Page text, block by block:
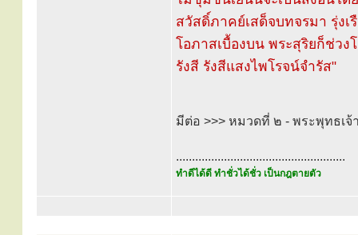
สวัสดิ์ภาคย์เสด็จบทจรมา รุ่ง
โอภาสเบื้องบน พระสุริยก็ช่ว
รังสี รังสีแสงไพโรจน์จำรัส"
มีต่อ >>> หมวดที่ ๒ - พระพุทธเจ้
.....................................................
ทำดีได้ดี ทำชั่วได้ชั่ว เป็นกฎตายตัว